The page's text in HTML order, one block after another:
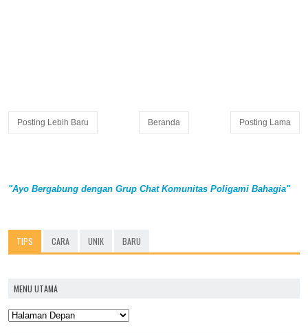
Posting Lebih Baru Posting Lama
Beranda
"Ayo Bergabung dengan Grup Chat Komunitas Poligami Bahagia"
TIPS CARA UNIK BARU
MENU UTAMA